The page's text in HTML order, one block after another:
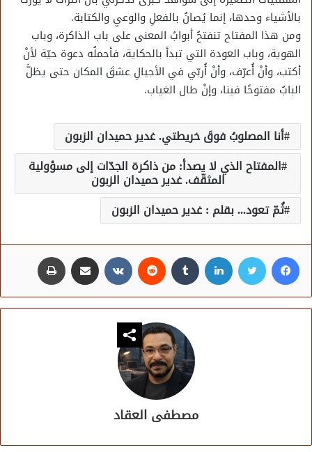
بالأشياء وحدها، إنما يُصانُ بالفعلِ والوعيِ والكتابة.
ومن هذا المفتاح تنفتحُ أبوابُ المعنى على باب الذاكرة، وباب
الهوية، وباب العودة التي تبدأ بالحكاية، فأحملُه دعوة حيّة لأنْ
أكتب، وأنْ أُعرّف، وأنْ أُربّي في الأجيالِ عشقَ المكان حتى يظلَّ
البابُ مفتوحًا فينا، وإنْ طال الغياب.
أنا المصلوبُ فوقَ خريطتي. غدير حميدان الزبون
المفتاح الذي لا يصدأ: من ذاكرة الجدّات إلى مسؤولية
المثقّف. غدير حميدان الزبون
ثُمّ تعود... بقلم : غدير حميدان الزبون
فيسبوك تويتر لينكدإن مشاركة عبر البريد
مصطفى العقاد